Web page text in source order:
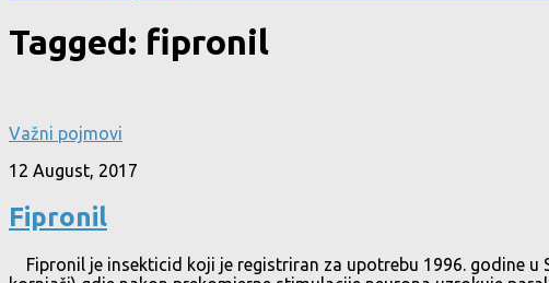
Tagged: fipronil
Važni pojmovi
12 August, 2017
Fipronil
Fipronil je insekticid koji je registriran za upotrebu 1996. godine u